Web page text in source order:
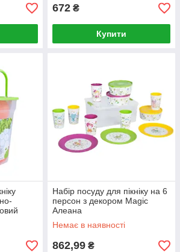
672 ₴
Купити
Набір посуду для пікніку на 6
персон з декором Magic
Алеана
Немає в наявності
862,99 ₴